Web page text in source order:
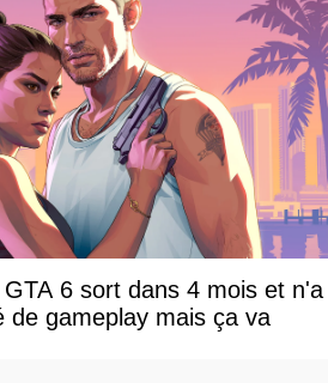
6 sort dans 4 mois et n'a
de gameplay mais ça va